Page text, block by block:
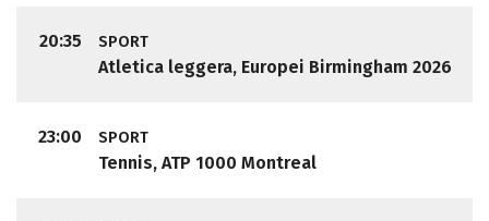
20:35 SPORT
Atletica leggera, Europei Birmingham 2026
23:00 SPORT
Tennis, ATP 1000 Montreal